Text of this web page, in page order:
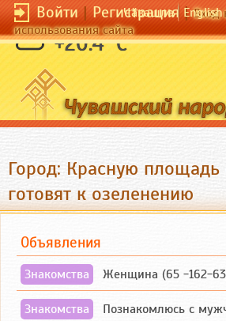
Войти|Регистрация|Вход
использования сайта
Чӑвашла English
+20.4 °C
Ложь
Город: Красную
готовят к озеленению
Объявления
Знакомства Женщина (65 -162-63) желает познакомиться
Знакомства Познакомлюсь с мужчиной любящим